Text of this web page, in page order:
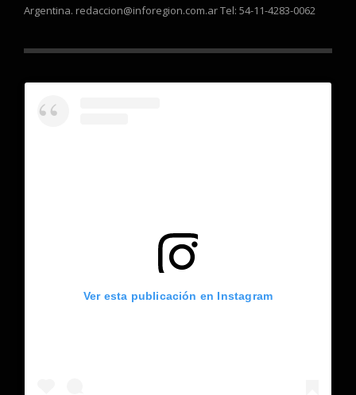
Argentina. redaccion@inforegion.com.ar Tel: 54-11-4283-0062
Ver esta publicación en Instagram